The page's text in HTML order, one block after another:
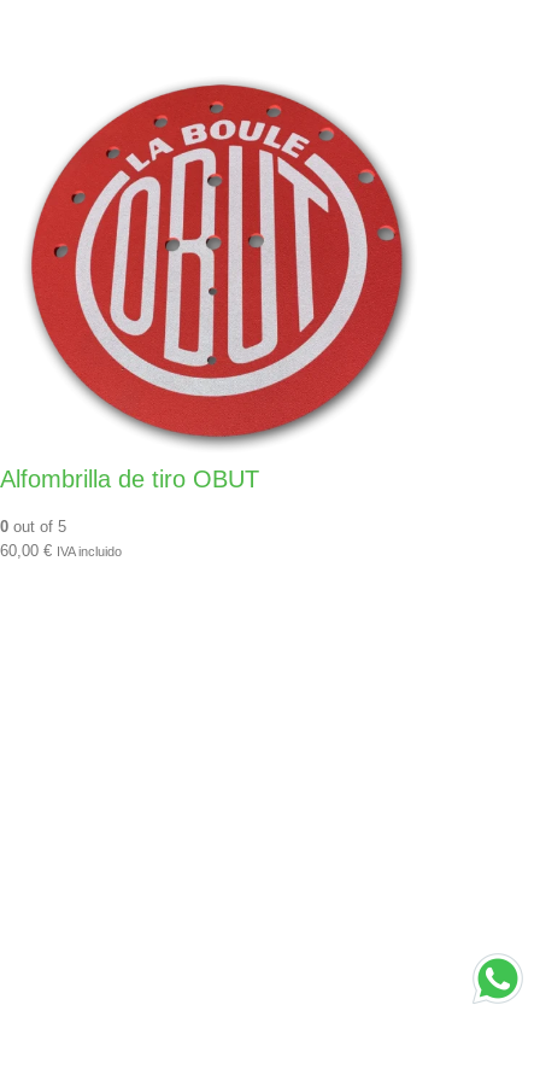
Alfombrilla de tiro OBUT
0 out of 5
60,00 € IVA incluido